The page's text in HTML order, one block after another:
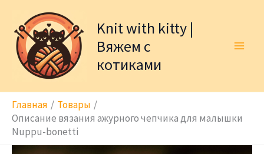
содержимому
Knit with kitty |
Вяжем с
котиками
Главная
Товары
Описание вязания ажурного чепчика для малышки
Nuppu-bonetti